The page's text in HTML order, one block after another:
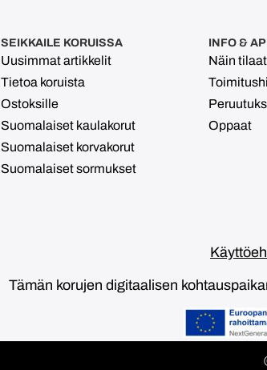
SEIKKAILE KORUISSA
Uusimmat artikkelit
Tietoa koruista
Ostoksille
Suomalaiset kaulakorut
Suomalaiset korvakorut
Suomalaiset sormukset
INFO &
Näin tilaat
Oppaat
Tämän korujen digitaalisen